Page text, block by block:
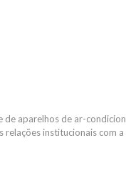
de aparelhos de ar-
institucionais com a